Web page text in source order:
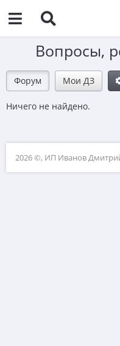
Вопросы,
Форум Мои ДЗ
Ничего не найдено.
2026 ©, ИП Иванов